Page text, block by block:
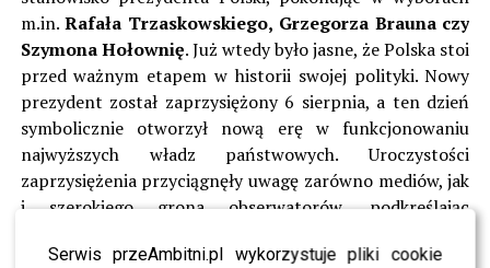
Serwis przeAmbitni.pl wykorzystuje pliki cookie
m.in.Rafała Trzaskowskiego, Grzegorza Brauna czy
Szymona Hołownię. Już wtedy było jasne, że Polska stoi
przed ważnym etapem w historii swojej polityki. Nowy
prezydent został zaprzysiężony 6 sierpnia, a ten dzień
symbolicznie otworzył nową erę w funkcjonowaniu
najwyższych władz państwowych. Uroczystości
zaprzysiężenia przyciągnęły uwagę zarówno mediów, jak
i szerokiego grona obserwatorów, podkreślając